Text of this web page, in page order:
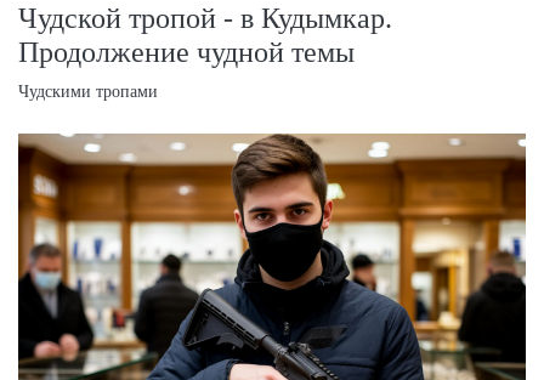
Чудской тропой - в Кудымкар.
Продолжение чудной темы
Чудскими тропами